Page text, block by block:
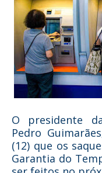
O presidente
Pedro
(12) que os
Garantia do